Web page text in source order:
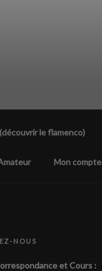
le flamenco)
Mon compte
NOUS
et Cours :